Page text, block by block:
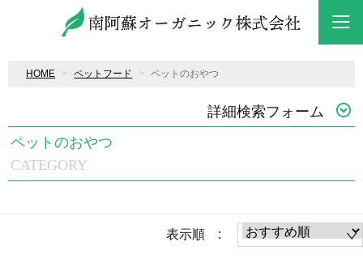
HOME ペットフード ペットのおやつ
詳細検索フォーム
CATEGORY
ペットのおやつ
表示順 :